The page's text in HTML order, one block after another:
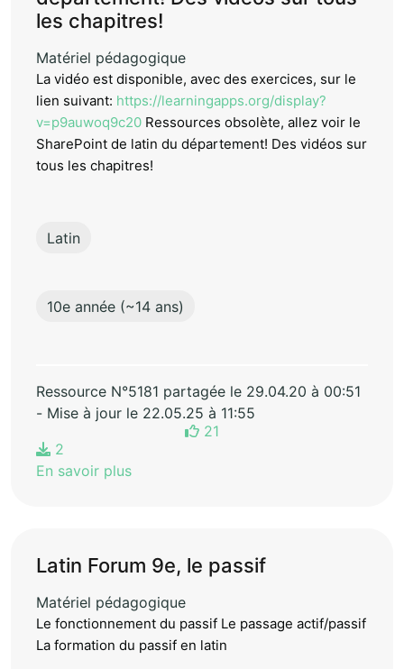
les chapitres!
Matériel pédagogique
La vidéo est disponible, avec des exercices, sur le
lien suivant: https://learningapps.org/display?
v=p9auwoq9c20 Ressources obsolète, allez voir le
SharePoint de latin du département! Des vidéos sur
tous les chapitres!
Latin
10e année (~14 ans)
Ressource N°5181 partagée le 29.04.20 à 00:51
- Mise à jour le 22.05.25 à 11:55
21
2
En savoir plus
Latin Forum 9e, le passif
Matériel pédagogique
Le fonctionnement du passif Le passage actif/passif
La formation du passif en latin